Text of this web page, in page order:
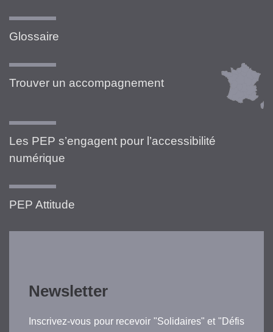
Glossaire
Trouver un accompagnement
Les PEP s’engagent pour l’accessibilité
numérique
PEP Attitude
Newsletter
Inscrivez-vous pour recevoir "Solidaires" et "Défis